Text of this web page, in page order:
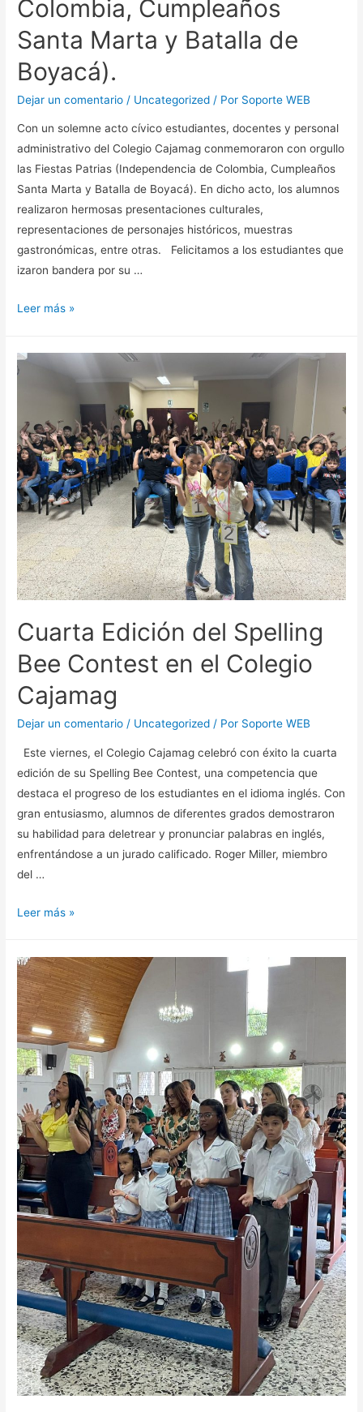
Colombia, Cumpleaños
Santa Marta y Batalla de
Boyacá).
Dejar un comentario / Uncategorized / Por Soporte WEB
Con un solemne acto cívico estudiantes, docentes y personal
administrativo del Colegio Cajamag conmemoraron con orgullo
las Fiestas Patrias (Independencia de Colombia, Cumpleaños
Santa Marta y Batalla de Boyacá). En dicho acto, los alumnos
realizaron hermosas presentaciones culturales,
representaciones de personajes históricos, muestras
gastronómicas, entre otras. Felicitamos a los estudiantes que
izaron bandera por su …
Leer más »
Cuarta Edición del Spelling
Bee Contest en el Colegio
Cajamag
Dejar un comentario / Uncategorized / Por Soporte WEB
Este viernes, el Colegio Cajamag celebró con éxito la cuarta
edición de su Spelling Bee Contest, una competencia que
destaca el progreso de los estudiantes en el idioma inglés. Con
gran entusiasmo, alumnos de diferentes grados demostraron
su habilidad para deletrear y pronunciar palabras en inglés,
enfrentándose a un jurado calificado. Roger Miller, miembro
del …
Leer más »